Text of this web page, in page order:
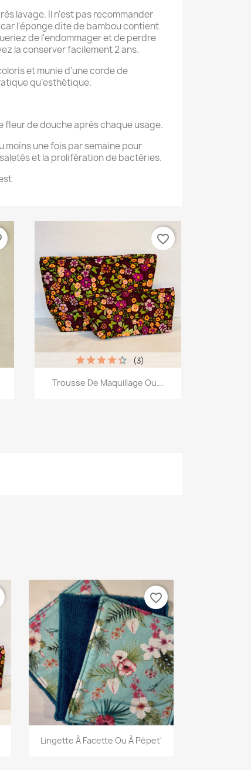
lavage. Il n'est pas recommander
l'éponge dite de bambou contient
de l'endommager et de perdre
la conserver facilement 2 ans.
et munie d’une corde de
qu’esthétique.
fleur de douche après chaque usage.
moins une fois par semaine pour
et la prolifération de bactéries.
Aperçu rapide
Trousse De Maquillage Ou...
(3)
favorite_border
 Aperçu rapide
Lingette À Facette Ou À Pèpet'
favorite_border